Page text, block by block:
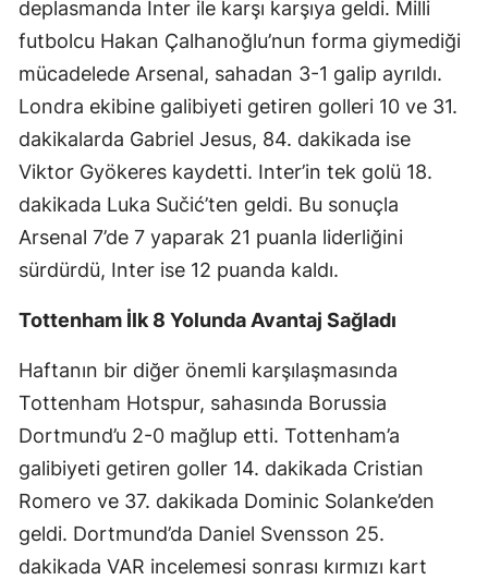
deplasmanda Inter ile karşı karşıya geldi. Milli
futbolcu Hakan Çalhanoğlu’nun forma giymediği
mücadelede Arsenal, sahadan 3-1 galip ayrıldı.
Londra ekibine galibiyeti getiren golleri 10 ve 31.
dakikalarda Gabriel Jesus, 84. dakikada ise
Viktor Gyökeres kaydetti. Inter’in tek golü 18.
dakikada Luka Sučić’ten geldi. Bu sonuçla
Arsenal 7’de 7 yaparak 21 puanla liderliğini
sürdürdü, Inter ise 12 puanda kaldı.
Tottenham İlk 8 Yolunda Avantaj Sağladı
Haftanın bir diğer önemli karşılaşmasında
Tottenham Hotspur, sahasında Borussia
Dortmund’u 2-0 mağlup etti. Tottenham’a
galibiyeti getiren goller 14. dakikada Cristian
Romero ve 37. dakikada Dominic Solanke’den
geldi. Dortmund’da Daniel Svensson 25.
dakikada VAR incelemesi sonrası kırmızı kart